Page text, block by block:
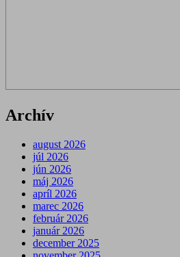
Archív
august 2026
júl 2026
jún 2026
máj 2026
apríl 2026
marec 2026
február 2026
január 2026
december 2025